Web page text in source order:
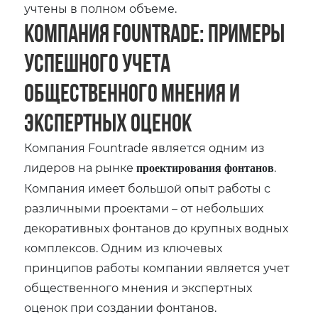
учтены в полном объеме.
Компания Fountrade: примеры
успешного учета
общественного мнения и
экспертных оценок
Компания Fountrade является одним из
лидеров на рынкепроектирования фонтанов.
Компания имеет большой опыт работы с
различными проектами – от небольших
декоративных фонтанов до крупных водных
комплексов. Одним из ключевых
принципов работы компании является учет
общественного мнения и экспертных
оценок при создании фонтанов.